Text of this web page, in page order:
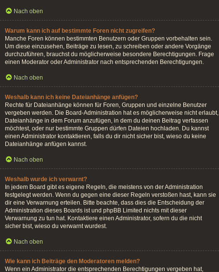
Nach oben
Warum kann ich auf bestimmte Foren nicht zugreifen?
Manche Foren können bestimmten Benutzern oder Gruppen vorbehalten sein.
Um diese einzusehen, Beiträge zu lesen, zu schreiben oder andere Vorgänge
durchzuführen, brauchst du möglicherweise besondere Berechtigungen. Frage
einen Moderator oder Administrator nach entsprechenden Berechtigungen.
Nach oben
Weshalb kann ich keine Dateianhänge anfügen?
Rechte für Dateianhänge können für Foren, Gruppen und einzelne Benutzer
vergeben werden. Die Board-Administration hat es möglicherweise nicht erlaubt,
Dateianhänge in dem Forum anzufügen, in dem du deinen Beitrag verfassen
möchtest, oder nur bestimmte Gruppen dürfen Dateien hochladen. Du kannst
einen Administrator kontaktieren, falls du dir nicht sicher bist, wieso du keine
Dateianhänge anfügen kannst.
Nach oben
Weshalb wurde ich verwarnt?
In jedem Board gibt es eigene Regeln, die meistens von der Administration
festgelegt werden. Wenn du gegen eine dieser Regeln verstoßen hast, kann sie
dir eine Verwarnung erteilen. Bitte beachte, dass dies die Entscheidung der
Administration dieses Boards ist und phpBB Limited nichts mit dieser
Verwarnung zu tun hat. Kontaktiere einen Administrator, sofern du die nicht
sicher bist, wieso du verwarnt wurdest.
Nach oben
Wie kann ich Beiträge den Moderatoren melden?
Wenn ein Administrator die entsprechenden Berechtigungen vergeben hat,